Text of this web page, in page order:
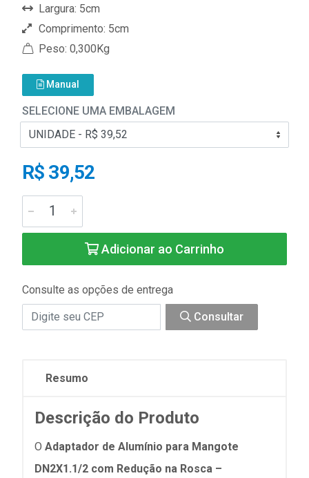
Largura: 5cm
Comprimento: 5cm
Peso: 0,300Kg
Manual
SELECIONE UMA EMBALAGEM
R$ 39,52
Adicionar ao Carrinho
Consulte as opções de entrega
Consultar
Resumo
Descrição do Produto
O Adaptador de Alumínio para Mangote
DN2X1.1/2 com Redução na Rosca –